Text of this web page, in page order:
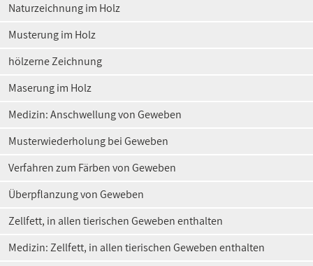
Naturzeichnung im Holz
Musterung im Holz
hölzerne Zeichnung
Maserung im Holz
Medizin: Anschwellung von Geweben
Musterwiederholung bei Geweben
Verfahren zum Färben von Geweben
Überpflanzung von Geweben
Zellfett, in allen tierischen Geweben enthalten
Medizin: Zellfett, in allen tierischen Geweben enthalten